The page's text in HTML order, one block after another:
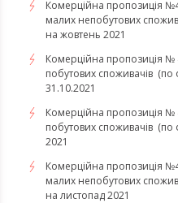
Комерційна пропозиція
малих непобутових
на жовтень 2021
Комерційна пропозиція
побутових споживачів (по
31.10.2021
​​​​​​​Комерційна пропозиція
побутових споживачів
2021
Комерційна пропозиція
малих непобутових
на листопад 2021